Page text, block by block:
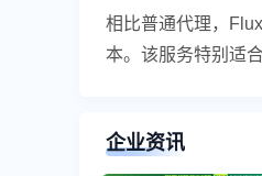
相比普通代理，
本。该服务特别适
企业资讯